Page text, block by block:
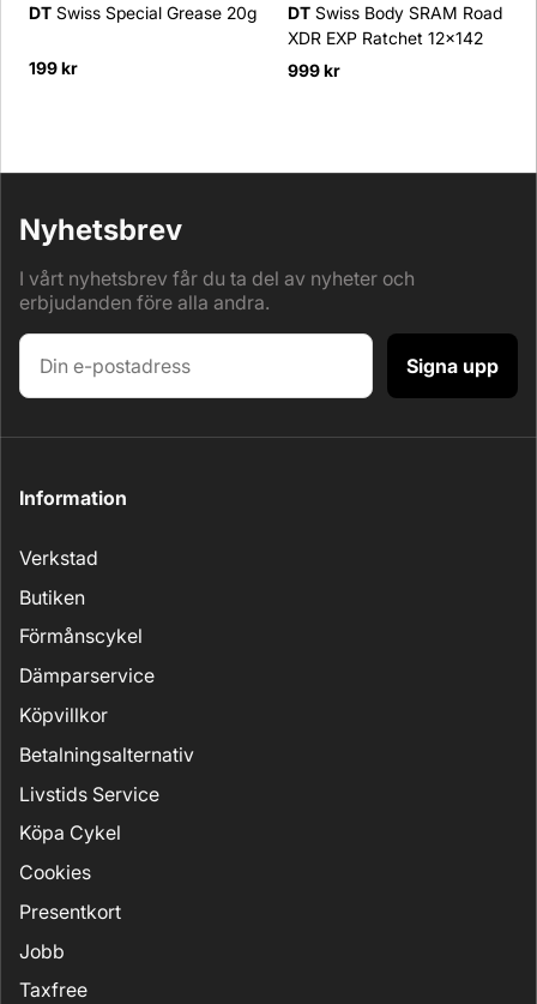
DT Swiss Special Grease 20g
199 kr
DT Swiss Body SRAM Road
XDR EXP Ratchet 12x142
999 kr
Nyhetsbrev
I vårt nyhetsbrev får du ta del av nyheter och
erbjudanden före alla andra.
Signa upp
Information
Verkstad
Butiken
Förmånscykel
Dämparservice
Köpvillkor
Betalningsalternativ
Livstids Service
Köpa Cykel
Cookies
Presentkort
Jobb
Taxfree